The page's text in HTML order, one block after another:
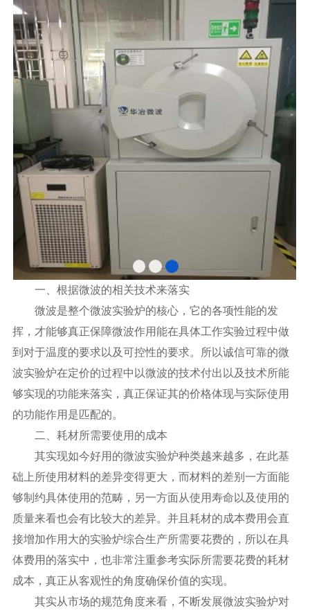
一、根据微波的相关技术来落实
微波是整个微波实验炉的核心，它的各项性能的发
挥，才能够真正保障微波作用能在具体工作实验过程中做
到对于温度的要求以及可控性的要求。所以诚信可靠的微
波实验炉在定价的过程中以微波的技术付出以及技术所能
够实现的功能来落实，真正保证其的价格体现与实际使用
的功能作用是匹配的。
二、耗材所需要使用的成本
其实现如今好用的微波实验炉种类越来越多，在此基
础上所使用材料的差异变得更大，而材料的差别一方面能
够制约具体使用的范畴，另一方面从使用寿命以及使用的
质量来看也会有比较大的差异。并且耗材的成本费用会直
接增加作用大的实验炉综合生产所需要花费的，所以在具
体费用的落实中，也非常注重参考实际所需要花费的耗材
成本，真正从客观性的角度确保价值的实现。
其实从市场的规范角度来看，不断发展微波实验炉对